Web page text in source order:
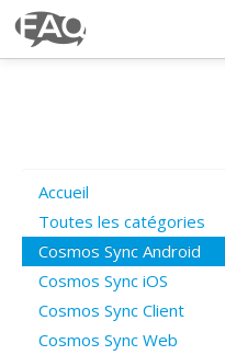
Poser une question
Questions ouvertes
Accueil
Toutes les catégories
Cosmos Sync Android
Cosmos Sync iOS
Cosmos Sync Client
Cosmos Sync Web